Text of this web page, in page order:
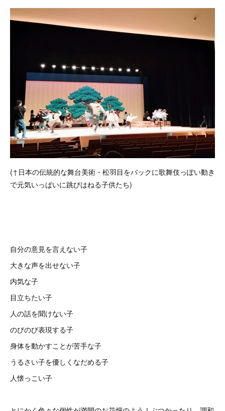
(↑日本の伝統的な舞台美術・松羽目をバックに歌舞伎っぽい動き
で元気いっぱいに跳びはねる子供たち)
自分の意見を言えない子
大きな声を出せない子
内気な子
目立ちたい子
人の話を聞けない子
のびのび表現する子
身体を動かすことが苦手な子
うるさい子を優しくなだめる子
人懐っこい子